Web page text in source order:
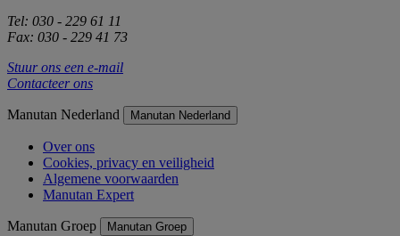
Tel: 030 - 229 61 11
Fax: 030 - 229 41 73
Stuur ons een e-mail
Contacteer ons
Manutan Nederland Manutan Nederland
Over ons
Cookies, privacy en veiligheid
Algemene voorwaarden
Manutan Expert
Manutan Groep Manutan Groep